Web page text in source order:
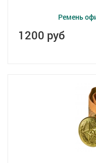
Ремень
1200 руб